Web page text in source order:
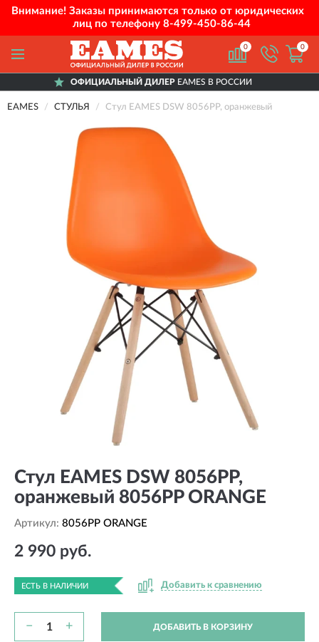
Внимание! Заказы принимаются только от юридических
лиц по телефону 8-499-450-86-44
0 0
ОФИЦИАЛЬНЫЙ ДИЛЕРEAMES В РОССИИ
EAMES СТУЛЬЯ Стул EAMES DSW 8056PP, оранжевый
Стул EAMES DSW 8056PP,
оранжевый 8056PP ORANGE
Артикул: 8056PP ORANGE
2 990 руб.
ЕСТЬ В НАЛИЧИИ Добавить к сравнению
− + ДОБАВИТЬ В КОРЗИНУ